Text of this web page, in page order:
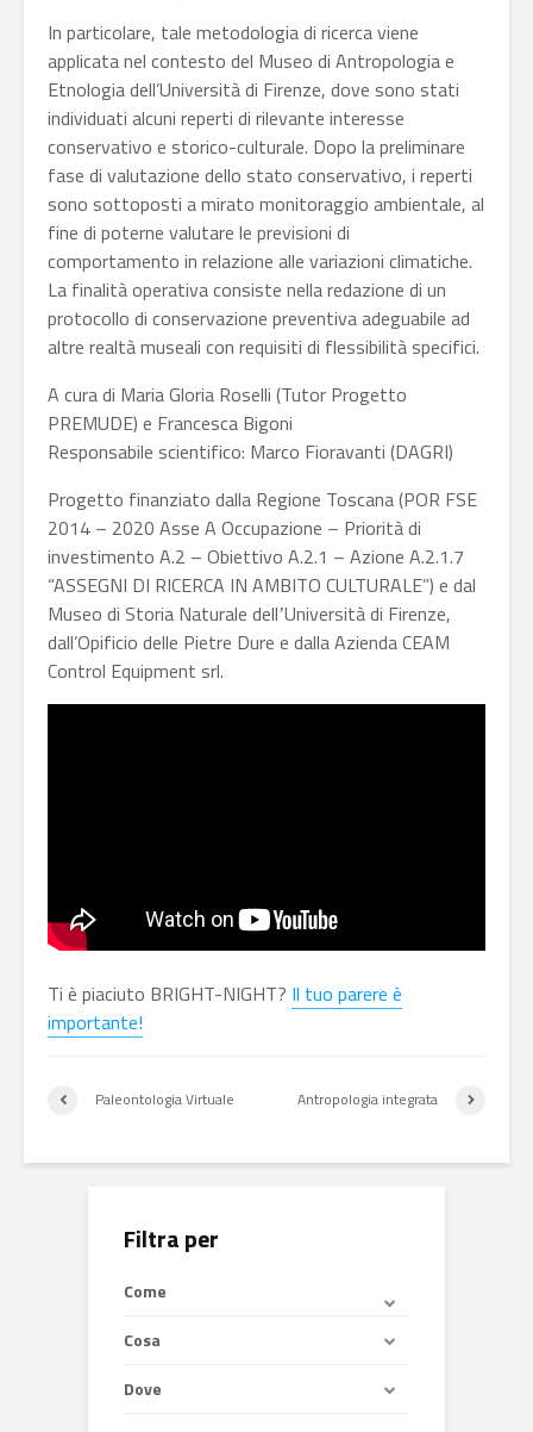
In particolare, tale metodologia di ricerca viene
applicata nel contesto del Museo di Antropologia e
Etnologia dell’Università di Firenze, dove sono stati
individuati alcuni reperti di rilevante interesse
conservativo e storico-culturale. Dopo la preliminare
fase di valutazione dello stato conservativo, i reperti
sono sottoposti a mirato monitoraggio ambientale, al
fine di poterne valutare le previsioni di
comportamento in relazione alle variazioni climatiche.
La finalità operativa consiste nella redazione di un
protocollo di conservazione preventiva adeguabile ad
altre realtà museali con requisiti di flessibilità specifici.
A cura di Maria Gloria Roselli (Tutor Progetto
PREMUDE) e Francesca Bigoni
Responsabile scientifico: Marco Fioravanti (DAGRI)
Progetto finanziato dalla Regione Toscana (POR FSE
2014 – 2020 Asse A Occupazione – Priorità di
investimento A.2 – Obiettivo A.2.1 – Azione A.2.1.7
“ASSEGNI DI RICERCA IN AMBITO CULTURALE”) e dal
Museo di Storia Naturale dellʼUniversità di Firenze,
dall’Opificio delle Pietre Dure e dalla Azienda CEAM
Control Equipment srl.
Ti è piaciuto BRIGHT-NIGHT? Il tuo parere è
importante!
Paleontologia Virtuale Antropologia integrata
Filtra per
Come
Cosa
Dove